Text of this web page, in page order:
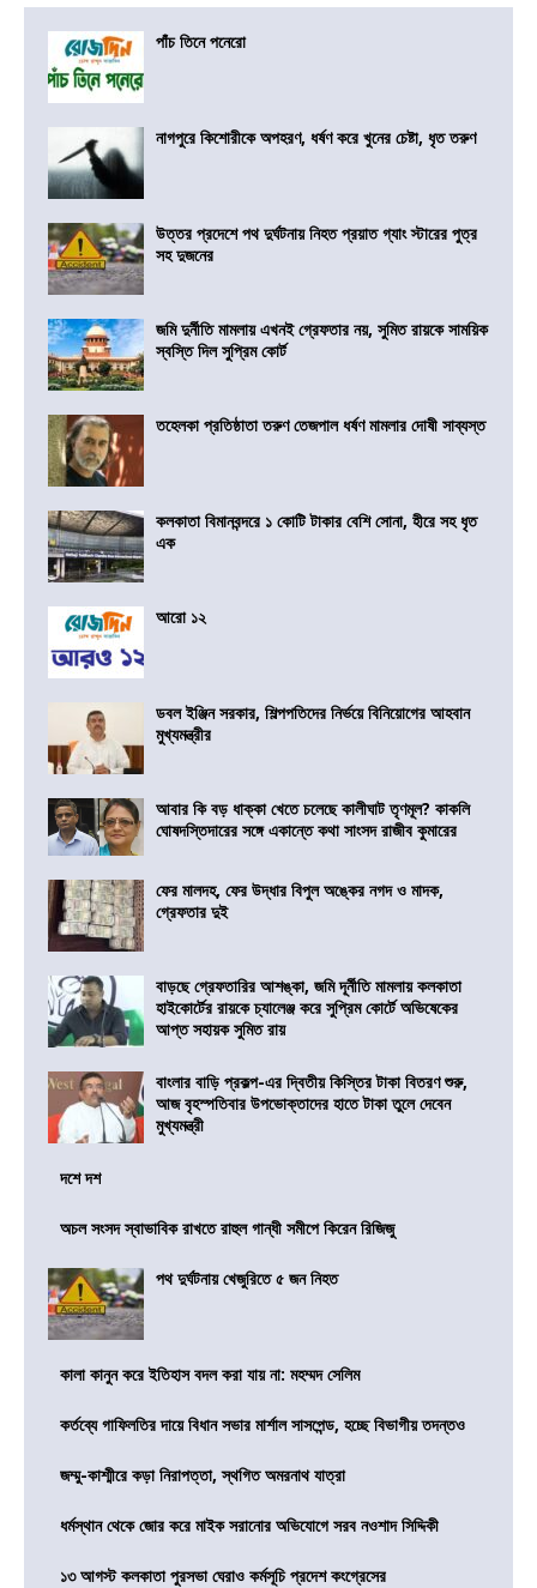
পাঁচ তিনে পনেরো
নাগপুরে কিশোরীকে অপহরণ, ধর্ষণ করে খুনের চেষ্টা, ধৃত তরুণ
উত্তর প্রদেশে পথ দুর্ঘটনায় নিহত প্রয়াত গ্যাং স্টারের পুত্র
সহ দুজনের
জমি দুর্নীতি মামলায় এখনই গ্রেফতার নয়, সুমিত রায়কে সাময়িক
স্বস্তি দিল সুপ্রিম কোর্ট
তহেলকা প্রতিষ্ঠাতা তরুণ তেজপাল ধর্ষণ মামলার দোষী সাব্যস্ত
কলকাতা বিমানবন্দরে ১ কোটি টাকার বেশি সোনা, হীরে সহ ধৃত
এক
আরো ১২
ডবল ইঞ্জিন সরকার, শিল্পপতিদের নির্ভয়ে বিনিয়োগের আহবান
মুখ্যমন্ত্রীর
আবার কি বড় ধাক্কা খেতে চলেছে কালীঘাট তৃণমূল? কাকলি
ঘোষদস্তিদারের সঙ্গে একান্তে কথা সাংসদ রাজীব কুমারের
ফের মালদহ, ফের উদ্ধার বিপুল অঙ্কের নগদ ও মাদক,
গ্রেফতার দুই
বাড়ছে গ্রেফতারির আশঙ্কা, জমি দূর্নীতি মামলায় কলকাতা
হাইকোর্টের রায়কে চ্যালেঞ্জ করে সুপ্রিম কোর্টে অভিষেকের
আপ্ত সহায়ক সুমিত রায়
বাংলার বাড়ি প্রকল্প-এর দ্বিতীয় কিস্তির টাকা বিতরণ শুরু,
আজ বৃহস্পতিবার উপভোক্তাদের হাতে টাকা তুলে দেবেন
মুখ্যমন্ত্রী
দশে দশ
অচল সংসদ স্বাভাবিক রাখতে রাহুল গান্ধী সমীপে কিরেন রিজিজু
পথ দুর্ঘটনায় খেজুরিতে ৫ জন নিহত
কালা কানুন করে ইতিহাস বদল করা যায় না: মহম্মদ সেলিম
কর্তব্যে গাফিলতির দায়ে বিধান সভার মার্শাল সাসপেন্ড, হচ্ছে বিভাগীয় তদন্তও
জম্মু-কাশ্মীরে কড়া নিরাপত্তা, স্থগিত অমরনাথ যাত্রা
ধর্মস্থান থেকে জোর করে মাইক সরানোর অভিযোগে সরব নওশাদ সিদ্দিকী
১৩ আগস্ট কলকাতা পুরসভা ঘেরাও কর্মসূচি প্রদেশ কংগ্রেসের